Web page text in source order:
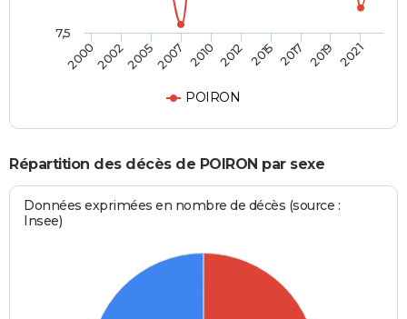
POIRON
2000200220052007 2010 2012 2015 2017 2019 2021
7,5
Répartition des décès de POIRON par sexe
Données exprimées en nombre de décès (source :
Insee)